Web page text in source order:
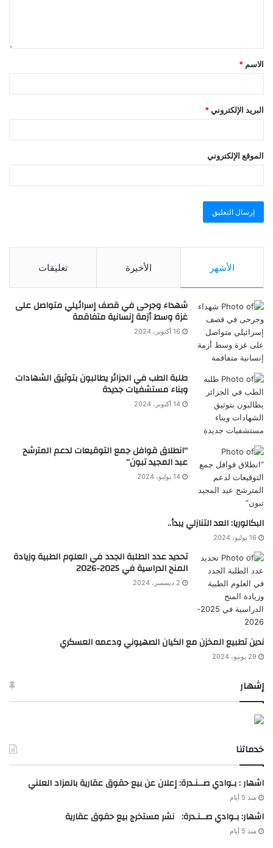
الاسم *
البريد الإلكتروني *
الموقع الإلكتروني
الأشهر الأخيرة تعليقات
شهداء وجرحى في قصف إسرائيلي متواصل على
غزة وسط أزمة إنسانية متفاقمة
16 أكتوبر، 2024
طلبة الطب في الجزائر يطالبون بتوثيق الشهادات
وبناء مستشفيات جديدة
14 أكتوبر، 2024
“انطلاق قوافل جمع التوقيعات لدعم المترشح
عبد المجيد تبون”
14 يوليو، 2024
البكالوريا: العد التنازلي يبدأ..
16 يوليو، 2024
تحديد عدد الطلبة الجدد في العلوم الطبية وزيادة
المنح الدراسية في 2025-2026
2 ديسمبر، 2024
ندين تطبيع المخزن مع الكيان الصهيوني ودعمه العسكري
29 يونيو، 2024
إشهار
خدماتنا
اشهار : بـوادي صــنـدرة: إعلان عن بيع حقوق عقارية بالمزاد العلني
منذ 5 أيام
اشهار: بـوادي صــنـدرة: نشر مستخرج بيع حقوق عقارية
منذ 5 أيام